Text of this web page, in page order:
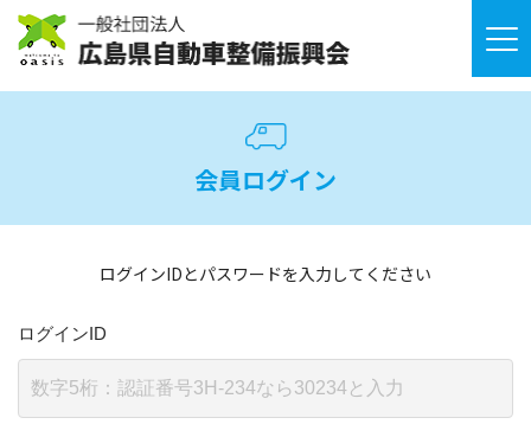
会員ログイン
ログインIDとパスワードを入力してください
ログインID